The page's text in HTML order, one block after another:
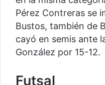
Pérez Contreras se
Bustos, también de
cayó en semis ante
González por 15-12.
Futsal